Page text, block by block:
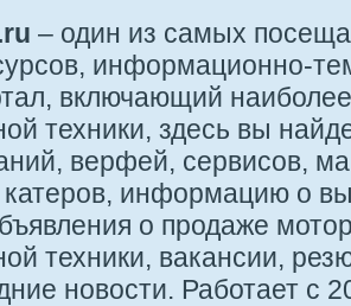
– один из самых
информационно-
включающий
техники, здесь вы
верфей, сервисов,
катеров, информацию о
о продаже
техники, вакансии,
новости. Работает с